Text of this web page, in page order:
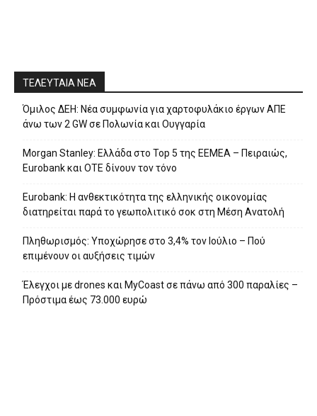
ΤΕΛΕΥΤΑΙΑ ΝΕΑ
Όμιλος ΔΕΗ: Νέα συμφωνία για χαρτοφυλάκιο έργων ΑΠΕ
άνω των 2 GW σε Πολωνία και Ουγγαρία
Morgan Stanley: Ελλάδα στο Top 5 της EEMEA – Πειραιώς,
Eurobank και ΟΤΕ δίνουν τον τόνο
Eurobank: Η ανθεκτικότητα της ελληνικής οικονομίας
διατηρείται παρά το γεωπολιτικό σοκ στη Μέση Ανατολή
Πληθωρισμός: Υποχώρησε στο 3,4% τον Ιούλιο – Πού
επιμένουν οι αυξήσεις τιμών
Έλεγχοι με drones και MyCoast σε πάνω από 300 παραλίες –
Πρόστιμα έως 73.000 ευρώ